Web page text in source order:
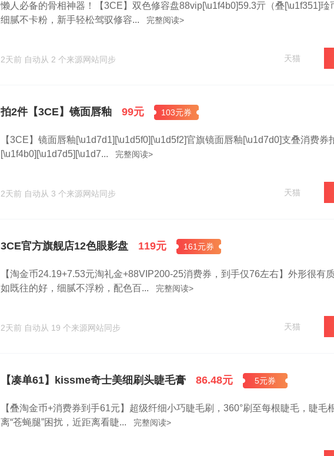
懒人必备的骨相神器！【3CE】双色修容盘88vip[\u1f4b0]59.3亓（叠[\u1f351]琻
细腻不卡粉，新手轻松驾驭修容...
完整阅读>
2天前 自动从 2 个来源网站同步 天猫
拍2件【3CE】镜面唇釉 99元 103元券
【3CE】镜面唇釉[\u1d7d1][\u1d5f0][\u1d5f2]官旗镜面唇釉[\u1d7d0]支叠消费券
[\u1f4b0][\u1d7d5][\u1d7...
完整阅读>
2天前 自动从 3 个来源网站同步 天猫
3CE官方旗舰店12色眼影盘 119元 161元券
【淘金币24.19+7.53元淘礼金+88VIP200-25消费券，到手仅76左右】外形很有
如既往的好，细腻不浮粉，配色百...
完整阅读>
2天前 自动从 19 个来源网站同步 天猫
【凑单61】kissme奇士美细刷头睫毛膏 86.48元 5元券
【叠淘金币+消费券到手61元】超级纤细小巧睫毛刷，360°刷至每根睫毛，睫毛
离“苍蝇腿”困扰，近距离看睫...
完整阅读>